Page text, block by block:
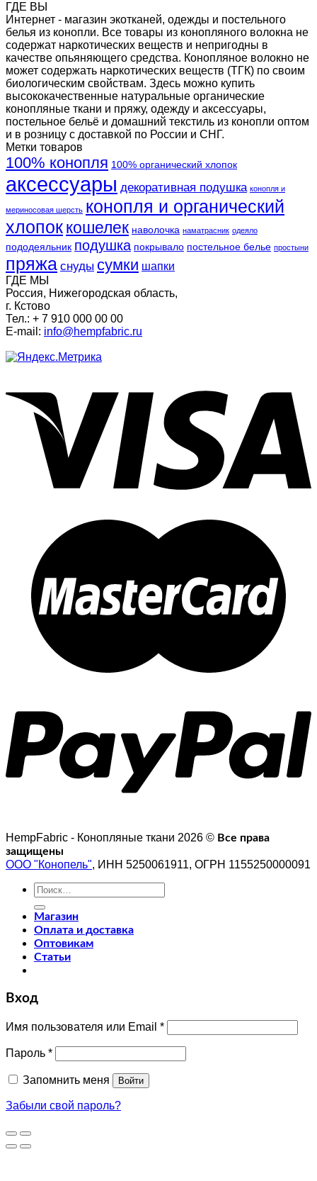
ГДЕ ВЫ
Интернет - магазин экотканей, одежды и постельного
белья из конопли. Все товары из конопляного волокна не
содержат наркотических веществ и непригодны в
качестве опьяняющего средства. Конопляное волокно не
может содержать наркотических веществ (ТГК) по своим
биологическим свойствам. Здесь можно купить
высококачественные натуральные органические
конопляные ткани и пряжу, одежду и аксессуары,
постельное бельё и домашний текстиль из конопли оптом
и в розницу с доставкой по России и СНГ.
Метки товаров
100% конопля 100% органический хлопок
аксессуары декоративная подушка конопля и
мериносовая шерсть конопля и органический
хлопоккошелек наволочка наматрасник одеяло
пододеяльник подушка покрывало постельное белье простыни
пряжа снуды сумки шапки
ГДЕ МЫ
Россия, Нижегородская область,
г. Кстово
Тел.: + 7 910 000 00 00
E-mail: info@hempfabric.ru
HempFabric - Конопляные ткани 2026 © Все права
защищены
ООО "Конопель", ИНН 5250061911, ОГРН 1155250000091
Искать:
Магазин
Оплата и доставка
Оптовикам
Статьи
Вход
Имя пользователя или Email *
Пароль *
Запомнить меня Войти
Забыли свой пароль?